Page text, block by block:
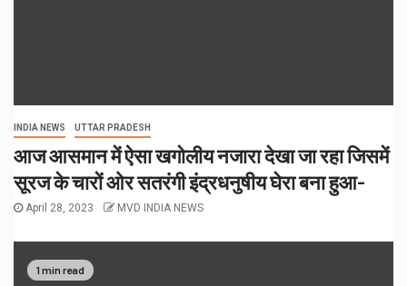
INDIA NEWS UTTAR PRADESH
आज आसमान में ऐसा खगोलीय नजारा देखा जा रहा जिसमें
सूरज के चारों ओर सतरंगी इंद्रधनुषीय घेरा बना हुआ-
April 28, 2023 MVD INDIA NEWS
1 min read